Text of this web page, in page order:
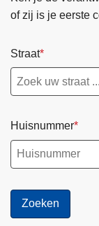
of zij is je eerste
Straat
Huisnummer